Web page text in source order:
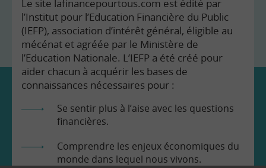
Le site lafinancepourtous.com est édité par
l’Institut pour l’Education Financière du Public
(IEFP), association d’intérêt général, éligible au
mécénat et agréée par le Ministère de
l’Education Nationale. L’IEFP a été créé pour
aider chacun à acquérir les bases de
connaissances nécessaires pour :
Se sentir plus à l’aise avec les questions
financières.
Comprendre les enjeux économiques du
monde dans lequel nous vivons.